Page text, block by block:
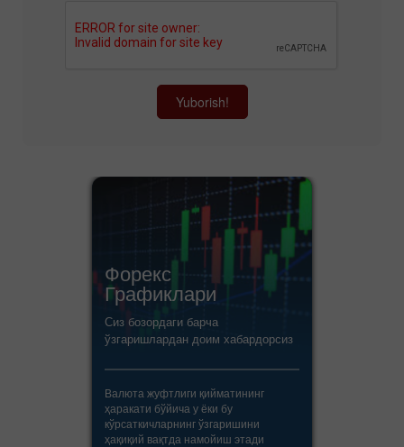
Yuborish!
Форекс
Графиклари
Сиз бозордаги барча
ўзгаришлардан доим хабардорсиз
Валюта жуфтлиги қийматининг
ҳаракати бўйича у ёки бу
кўрсаткичларнинг ўзгаришини
ҳақиқий вақтда намойиш этади